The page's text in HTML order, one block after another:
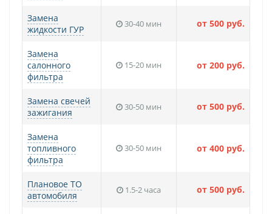
Замена
жидкости ГУР
30-40 мин от 500 руб.
Замена
салонного
фильтра
15-20 мин от 200 руб.
Замена свечей
зажигания
30-50 мин от 500 руб.
Замена
топливного
фильтра
30-50 мин от 400 руб.
Плановое ТО
автомобиля
1.5-2 часа от 500 руб.